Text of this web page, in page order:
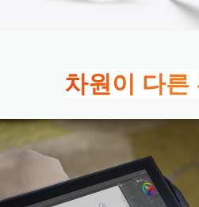
차원이 다른